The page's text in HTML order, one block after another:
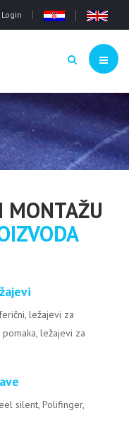
Login
MONTAŽU
ležajevi za
ležajevi za
silent, Polifinger,